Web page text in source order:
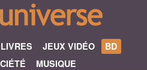
LIVRES JEUX VIDÉO
BD
MUSIQUE